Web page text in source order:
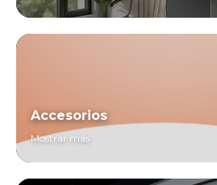
Accesorios
Mostrar más